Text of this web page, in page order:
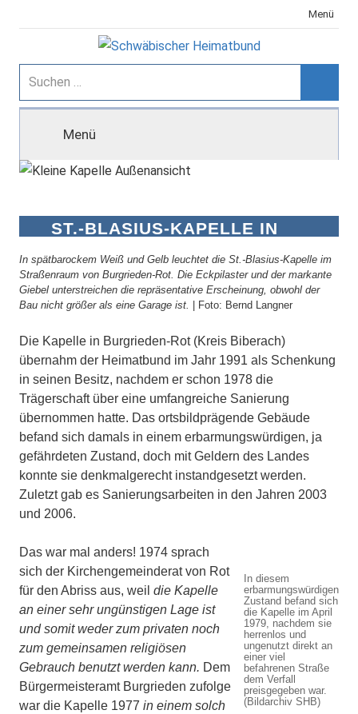
Inhalt
Menü
Schwäbischer
Heimatbund
Suchen
nach:
Menü
ST.-BLASIUS-KAPELLE IN
In spätbarockem Weiß und Gelb leuchtet die St.-Blasius-Kapelle im
Straßenraum von Burgrieden-Rot. Die Eckpilaster und der markante
Giebel unterstreichen die repräsentative Erscheinung, obwohl der
Bau nicht größer als eine Garage ist.
| Foto: Bernd Langner
Die Kapelle in Burgrieden-Rot (Kreis Biberach)
übernahm der Heimatbund im Jahr 1991 als Schenkung
in seinen Besitz, nachdem er schon 1978 die
Trägerschaft über eine umfangreiche Sanierung
übernommen hatte. Das ortsbildprägende Gebäude
befand sich damals in einem erbarmungswürdigen, ja
gefährdeten Zustand, doch mit Geldern des Landes
konnte sie denkmalgerecht instandgesetzt werden.
Zuletzt gab es Sanierungsarbeiten in den Jahren 2003
und 2006.
In diesem
erbarmungswürdigen
Zustand befand sich
die Kapelle im April
1979, nachdem sie
herrenlos und
ungenutzt direkt an
einer viel
befahrenen Straße
dem Verfall
preisgegeben war.
(Bildarchiv SHB)
Das war mal anders! 1974 sprach
sich der Kirchengemeinderat von Rot
für den Abriss aus, weil die Kapelle
an einer sehr ungünstigen Lage ist
und somit weder zum privaten noch
zum gemeinsamen religiösen
Gebrauch benutzt werden kann. Dem
Bürgermeisteramt Burgrieden zufolge
war die Kapelle 1977 in einem solch